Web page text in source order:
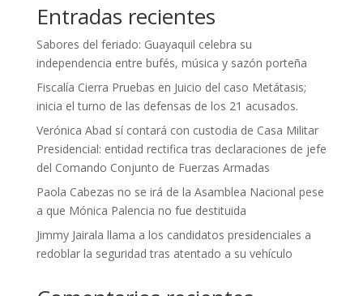
Entradas recientes
Sabores del feriado: Guayaquil celebra su
independencia entre bufés, música y sazón porteña
Fiscalía Cierra Pruebas en Juicio del caso Metátasis;
inicia el turno de las defensas de los 21 acusados.
Verónica Abad sí contará con custodia de Casa Militar
Presidencial: entidad rectifica tras declaraciones de jefe
del Comando Conjunto de Fuerzas Armadas
Paola Cabezas no se irá de la Asamblea Nacional pese
a que Mónica Palencia no fue destituida
Jimmy Jairala llama a los candidatos presidenciales a
redoblar la seguridad tras atentado a su vehículo